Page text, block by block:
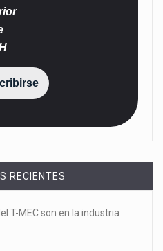
RECIENTES
T-MEC son en la industria